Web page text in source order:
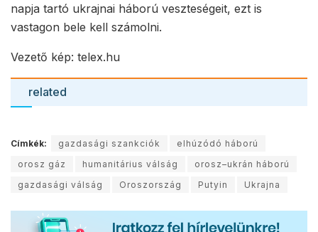
napja tartó ukrajnai háború veszteségeit, ezt is
vastagon bele kell számolni.
Vezető kép: telex.hu
related
Címkék: gazdasági szankciók
elhúzódó háború
orosz gáz
humanitárius válság
orosz–ukrán háború
gazdasági válság
Oroszország Putyin Ukrajna